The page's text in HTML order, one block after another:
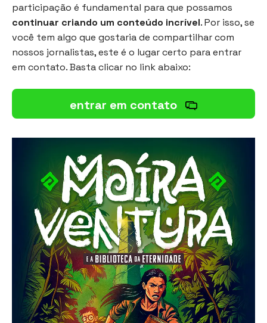
participação é fundamental para que possamos
continuar criando um conteúdo incrível. Por isso, se
você tem algo que gostaria de compartilhar com
nossos jornalistas, este é o lugar certo para entrar
em contato. Basta clicar no link abaixo:
entrar em contato